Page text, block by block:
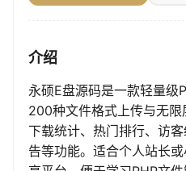
介绍
永硕E盘源码是一款轻量级
200种文件格式上传与无
下载统计、热门排行、访
告等功能。适合个人站长